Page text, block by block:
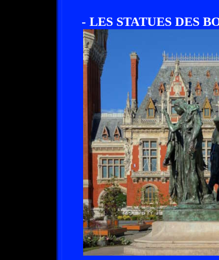
- LES STATUES DES